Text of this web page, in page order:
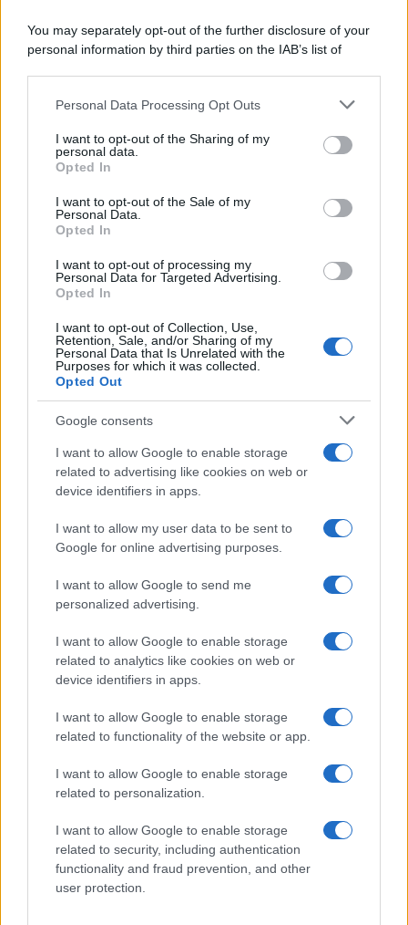
You may separately opt-out of the further disclosure of your
personal information by third parties on the IAB’s list of
This information may also be disclosed by us to third parties
disclose it to other third parties.
Please note that this website/app uses one or more Google
services and may gather and store information including but
not limited to your visit or usage behaviour. You may click to
grant or deny consent to Google and its third-party tags to
consent section.
Personal Data Processing Opt Outs
I want to opt-out of the Sharing of my
personal data.
Opted In
I want to opt-out of the Sale of my
Personal Data.
Opted In
I want to opt-out of processing my
Personal Data for Targeted Advertising.
Opted In
I want to opt-out of Collection, Use,
Retention, Sale, and/or Sharing of my
Personal Data that Is Unrelated with the
Purposes for which it was collected.
Opted Out
Google consents
I want to allow Google to enable storage
related to advertising like cookies on web or
device identifiers in apps.
I want to allow my user data to be sent to
Google for online advertising purposes.
I want to allow Google to send me
personalized advertising.
I want to allow Google to enable storage
related to analytics like cookies on web or
device identifiers in apps.
I want to allow Google to enable storage
related to functionality of the website or app.
I want to allow Google to enable storage
related to personalization.
I want to allow Google to enable storage
related to security, including authentication
functionality and fraud prevention, and other
user protection.